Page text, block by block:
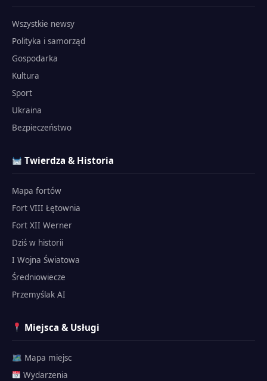
Wszystkie newsy
Polityka i samorząd
Gospodarka
Kultura
Sport
Ukraina
Bezpieczeństwo
Twierdza & Historia
Mapa fortów
Fort VIII Łętownia
Fort XII Werner
Dziś w historii
I Wojna Światowa
Średniowiecze
Przemyślak AI
Miejsca & Usługi
🗺 Mapa miejsc
Wydarzenia